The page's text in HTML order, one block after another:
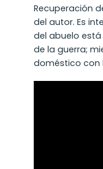
Recuperación
del autor. Es
del abuelo
de la guerra;
doméstico con